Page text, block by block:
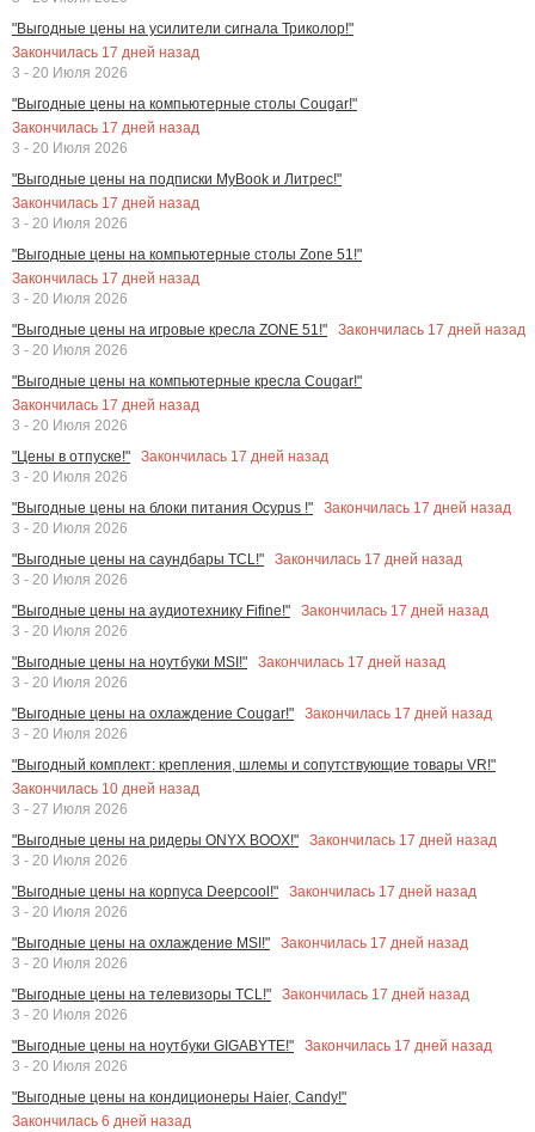
"Выгодные цены на усилители сигнала Триколор!"
Закончилась 17 дней назад
3 - 20 Июля 2026
"Выгодные цены на компьютерные столы Cougar!"
Закончилась 17 дней назад
3 - 20 Июля 2026
"Выгодные цены на подписки MyBook и Литрес!"
Закончилась 17 дней назад
3 - 20 Июля 2026
"Выгодные цены на компьютерные столы Zone 51!"
Закончилась 17 дней назад
3 - 20 Июля 2026
"Выгодные цены на игровые кресла ZONE 51!"
Закончилась 17 дней назад
3 - 20 Июля 2026
"Выгодные цены на компьютерные кресла Cougar!"
Закончилась 17 дней назад
3 - 20 Июля 2026
"Цены в отпуске!"
Закончилась 17 дней назад
3 - 20 Июля 2026
"Выгодные цены на блоки питания Ocypus !"
Закончилась 17 дней назад
3 - 20 Июля 2026
"Выгодные цены на саундбары TCL!"
Закончилась 17 дней назад
3 - 20 Июля 2026
"Выгодные цены на аудиотехнику Fifine!"
Закончилась 17 дней назад
3 - 20 Июля 2026
"Выгодные цены на ноутбуки MSI!"
Закончилась 17 дней назад
3 - 20 Июля 2026
"Выгодные цены на охлаждение Cougar!"
Закончилась 17 дней назад
3 - 20 Июля 2026
"Выгодный комплект: крепления, шлемы и сопутствующие товары VR!"
Закончилась 10 дней назад
3 - 27 Июля 2026
"Выгодные цены на ридеры ONYX BOOX!"
Закончилась 17 дней назад
3 - 20 Июля 2026
"Выгодные цены на корпуса Deepcool!"
Закончилась 17 дней назад
3 - 20 Июля 2026
"Выгодные цены на охлаждение MSI!"
Закончилась 17 дней назад
3 - 20 Июля 2026
"Выгодные цены на телевизоры TCL!"
Закончилась 17 дней назад
3 - 20 Июля 2026
"Выгодные цены на ноутбуки GIGABYTE!"
Закончилась 17 дней назад
3 - 20 Июля 2026
"Выгодные цены на кондиционеры Haier, Candy!"
Закончилась 6 дней назад